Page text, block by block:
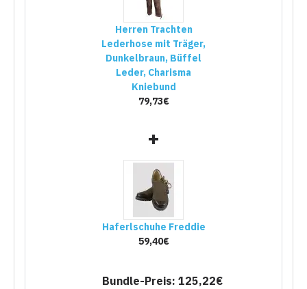
Herren Trachten
Lederhose mit Träger,
Dunkelbraun, Büffel
Leder, Charisma
Kniebund
79,73€
+
Haferlschuhe Freddie
59,40€
Bundle-Preis: 125,22€